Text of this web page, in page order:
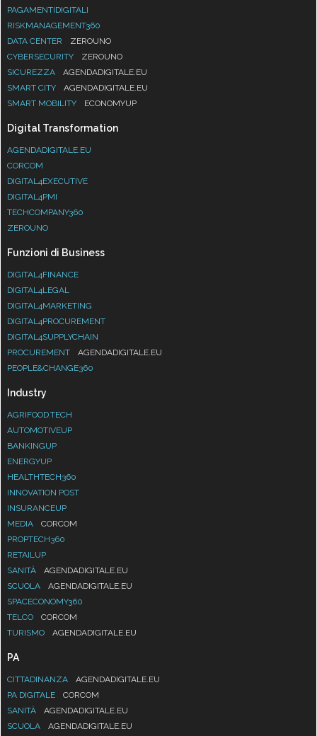
PAGAMENTIDIGITALI
RISKMANAGEMENT360
DATA CENTER
ZEROUNO
CYBERSECURITY
ZEROUNO
SICUREZZA
AGENDADIGITALE.EU
SMART CITY
AGENDADIGITALE.EU
SMART MOBILITY
ECONOMYUP
Digital Transformation
AGENDADIGITALE.EU
CORCOM
DIGITAL4EXECUTIVE
DIGITAL4PMI
TECHCOMPANY360
ZEROUNO
Funzioni di Business
DIGITAL4FINANCE
DIGITAL4LEGAL
DIGITAL4MARKETING
DIGITAL4PROCUREMENT
DIGITAL4SUPPLYCHAIN
PROCUREMENT
AGENDADIGITALE.EU
PEOPLE&CHANGE360
Industry
AGRIFOOD.TECH
AUTOMOTIVEUP
BANKINGUP
ENERGYUP
HEALTHTECH360
INNOVATION POST
INSURANCEUP
MEDIA
CORCOM
PROPTECH360
RETAILUP
SANITÀ
AGENDADIGITALE.EU
SCUOLA
AGENDADIGITALE.EU
SPACECONOMY360
TELCO
CORCOM
TURISMO
AGENDADIGITALE.EU
PA
CITTADINANZA
AGENDADIGITALE.EU
PA DIGITALE
CORCOM
SANITÀ
AGENDADIGITALE.EU
SCUOLA
AGENDADIGITALE.EU